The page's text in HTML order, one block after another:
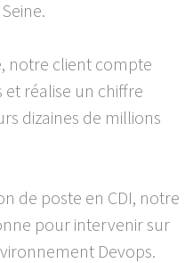
notre client compte
réalise un chiffre
dizaines de millions
de poste en CDI, notre
pour intervenir sur
Devops.